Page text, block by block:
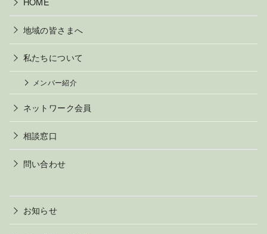
地域の皆さまへ
私たちについて
メンバー紹介
ネットワーク会員
相談窓口
問い合わせ
お知らせ